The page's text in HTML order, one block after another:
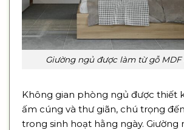
Giường ngủ được làm từ gỗ MDF
Không gian phòng ngủ được thiết
ấm cúng và thư giãn, chú trọng
trong sinh hoạt hằng ngày. Giường